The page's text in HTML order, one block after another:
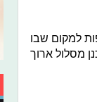
למקום שבו
מסלול ארוך